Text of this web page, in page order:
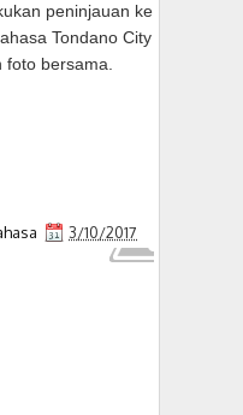
peninjauan ke
Tondano City
foto bersama.
3/10/2017